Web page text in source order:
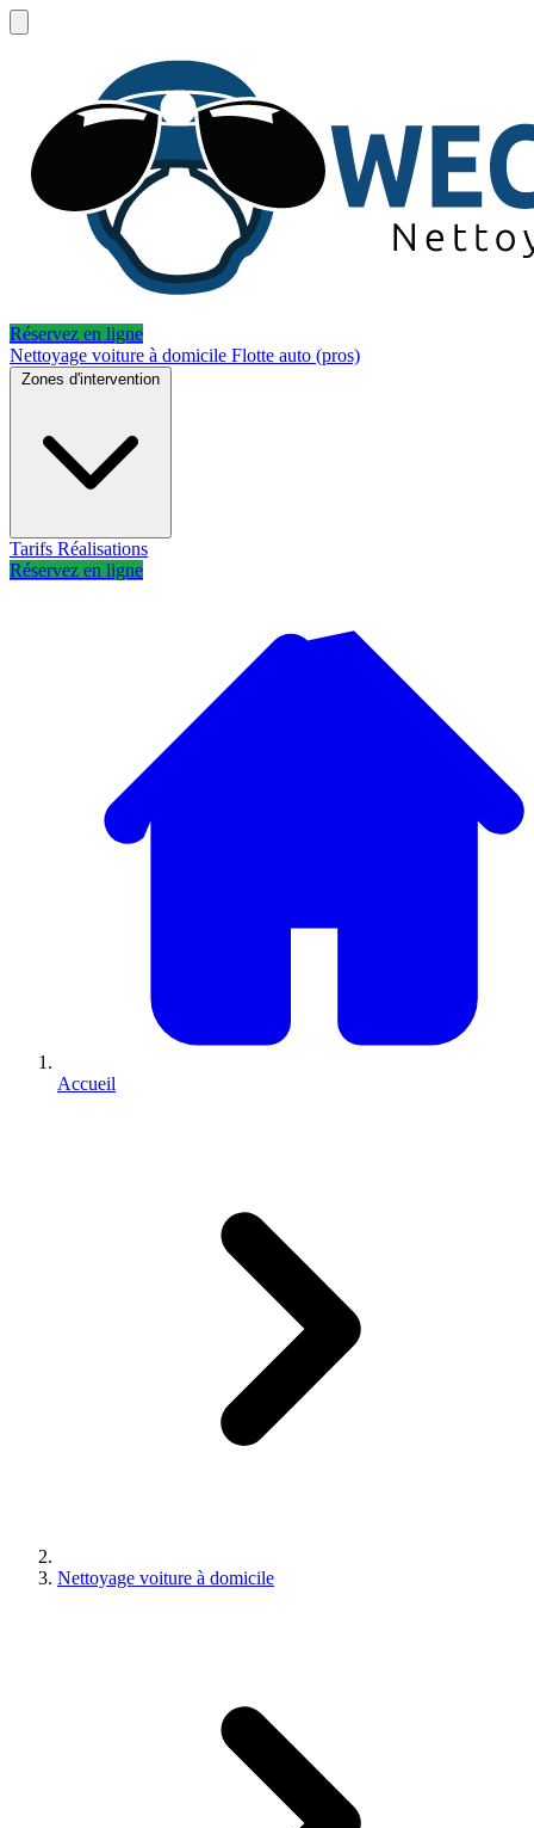
Réservez en ligne
Nettoyage voiture à domicile Flotte auto (pros)
Zones d'intervention
Tarifs Réalisations
Réservez en ligne
Accueil
Nettoyage voiture à domicile